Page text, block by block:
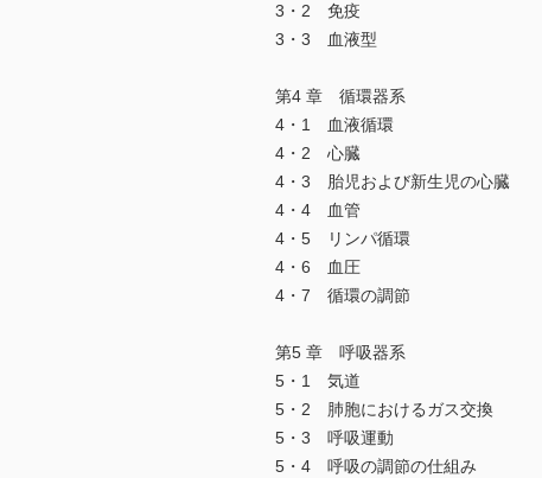
3・2 免疫
3・3 血液型
第4 章 循環器系
4・1 血液循環
4・2 心臓
4・3 胎児および新生児の心臓
4・4 血管
4・5 リンパ循環
4・6 血圧
4・7 循環の調節
第5 章 呼吸器系
5・1 気道
5・2 肺胞におけるガス交換
5・3 呼吸運動
5・4 呼吸の調節の仕組み